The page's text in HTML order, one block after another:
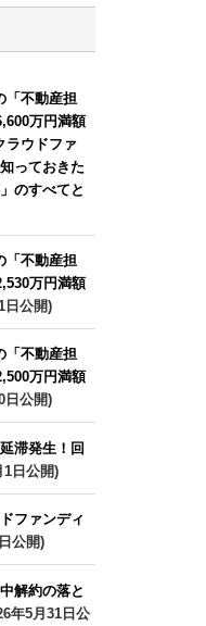
「不動産担
万円満額
ラウドファ
っておきた
のすべてと
「不動産担
万円満額
日公開)
「不動産担
万円満額
日公開)
滞発生！回
日公開)
ファンディ
公開)
解約の落と
年5月31日公